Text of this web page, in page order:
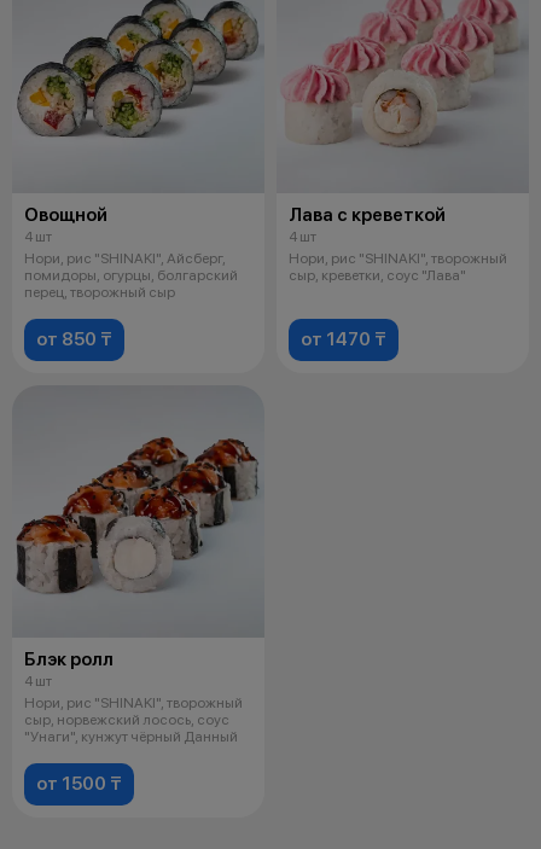
Овощной
4 шт
Нори, рис "SHINAKI", Айсберг,
помидоры, огурцы, болгарский
перец, творожный сыр
от 850 ₸
Лава с креветкой
4 шт
Нори, рис "SHINAKI", творожный
сыр, креветки, соус "Лава"
от 1470 ₸
Блэк ролл
4 шт
Нори, рис "SHINAKI", творожный
сыр, норвежский лосось, соус
"Унаги", кунжут чёрный Данный
от 1500 ₸